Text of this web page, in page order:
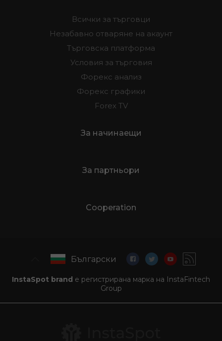
Всички за търговци
Незабавно отваряне на акаунт
Търговска платформа
Условия за търговия
Форекс анализ
Форекс графики
Forex TV
За начинаещи
За партньори
Cooperation
Български
InstaSpot brand е регистрирана марка на InstaFintech
Group